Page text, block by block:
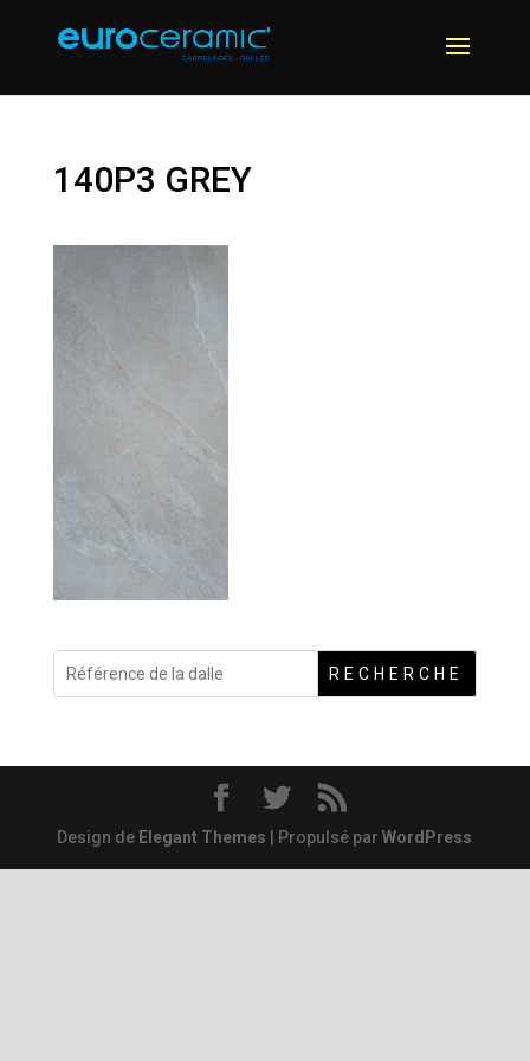
140P3 GREY
RECHERCHE
Design de Elegant Themes | Propulsé parWordPress